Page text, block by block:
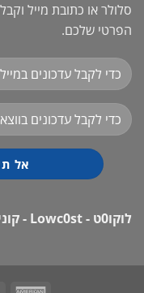
סלולר או כתובת מייל
הפרטי שלכם.
לוקו0ט - Lowc0st - קונים בחכמה באינטרנט!